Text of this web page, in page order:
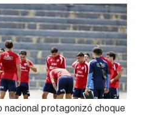
nacional protagonizó choque